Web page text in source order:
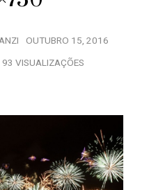
OUTUBRO 15, 2016
93 VISUALIZAÇÕES